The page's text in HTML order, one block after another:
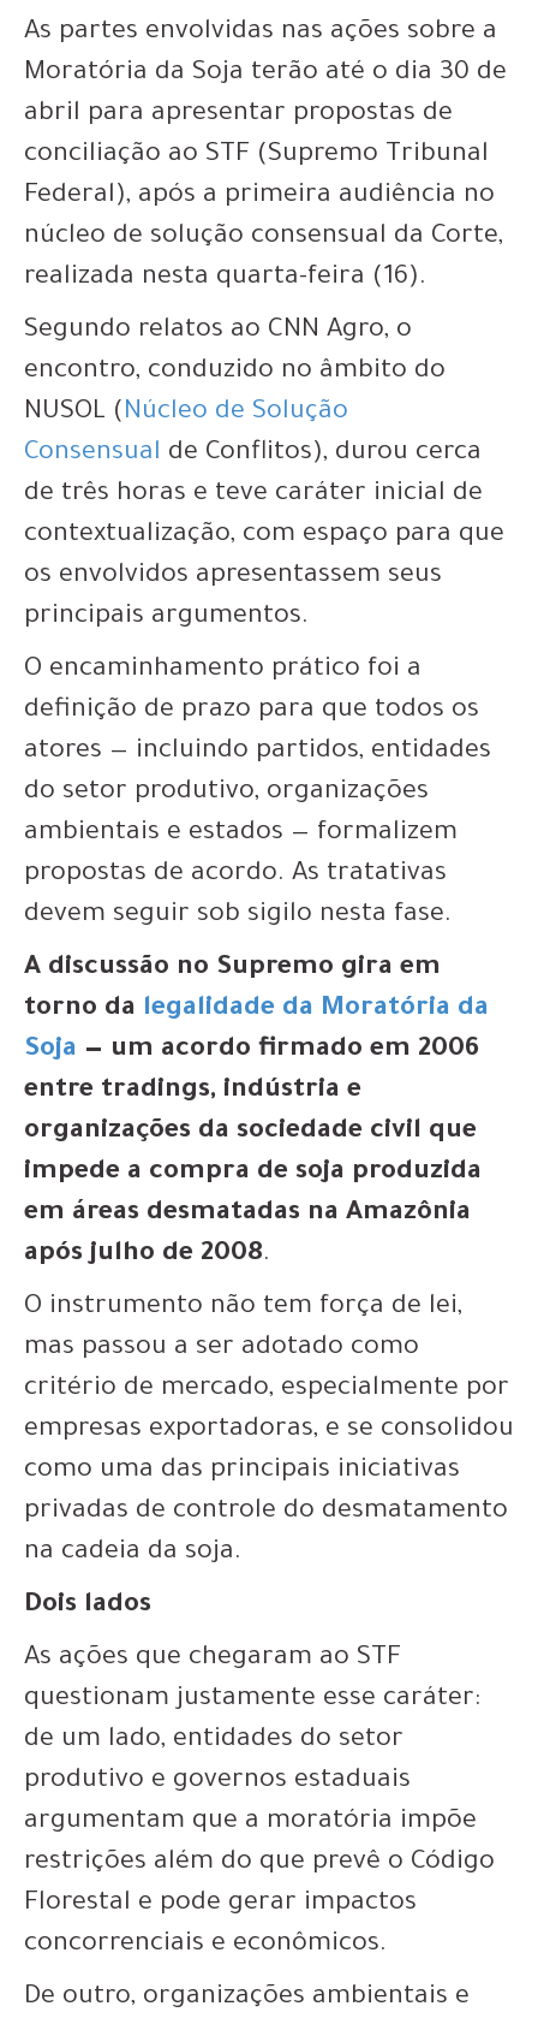
As partes envolvidas nas ações sobre a
Moratória da Soja terão até o dia 30 de
abril para apresentar propostas de
conciliação ao STF (Supremo Tribunal
Federal), após a primeira audiência no
núcleo de solução consensual da Corte,
realizada nesta quarta-feira (16).
Segundo relatos ao CNN Agro, o
encontro, conduzido no âmbito do
NUSOL (Núcleo de Solução
Consensual de Conflitos), durou cerca
de três horas e teve caráter inicial de
contextualização, com espaço para que
os envolvidos apresentassem seus
principais argumentos.
O encaminhamento prático foi a
definição de prazo para que todos os
atores — incluindo partidos, entidades
do setor produtivo, organizações
ambientais e estados — formalizem
propostas de acordo. As tratativas
devem seguir sob sigilo nesta fase.
A discussão no Supremo gira em
torno da legalidade da Moratória da
Soja — um acordo firmado em 2006
entre tradings, indústria e
organizações da sociedade civil que
impede a compra de soja produzida
em áreas desmatadas na Amazônia
após julho de 2008.
O instrumento não tem força de lei,
mas passou a ser adotado como
critério de mercado, especialmente por
empresas exportadoras, e se consolidou
como uma das principais iniciativas
privadas de controle do desmatamento
na cadeia da soja.
Dois lados
As ações que chegaram ao STF
questionam justamente esse caráter:
de um lado, entidades do setor
produtivo e governos estaduais
argumentam que a moratória impõe
restrições além do que prevê o Código
Florestal e pode gerar impactos
concorrenciais e econômicos.
De outro, organizações ambientais e